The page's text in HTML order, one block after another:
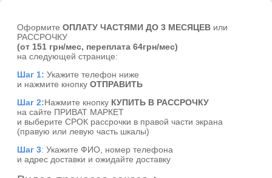
Оформите ОПЛАТУ ЧАСТЯМИ ДО 3 МЕСЯЦЕВ или
РАССРОЧКУ
(от 151 грн/мес, переплата 64грн/мес)
на следующей странице:
Шаг 1: Укажите телефон ниже
и нажмите кнопку ОТПРАВИТЬ
Шаг 2:Нажмите кнопку КУПИТЬ В РАССРОЧКУ
на сайте ПРИВАТ МАРКЕТ
и выберите СРОК рассрочки в правой части экрана
(правую или левую часть шкалы)
Шаг 3: Укажите ФИО, номер телефона
и адрес доставки и ожидайте доставку